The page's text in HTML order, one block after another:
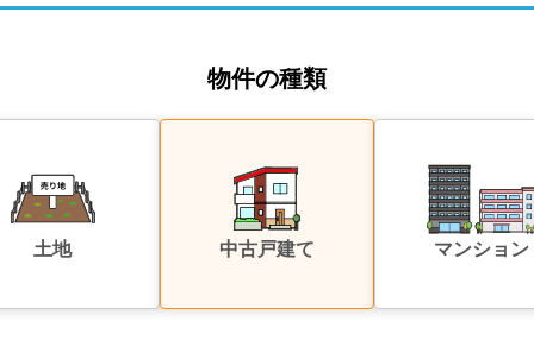
物件の種類
土地 中古戸建て マンション